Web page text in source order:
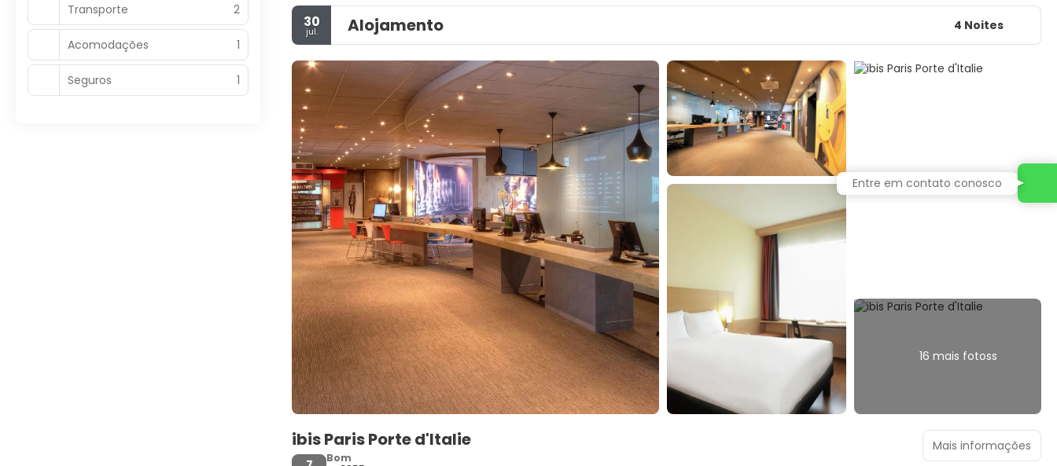
30
jul. Alojamento 4 Noites
16 mais fotoss
ibis Paris Porte d'Italie
Bom
Mais informações
Transporte 2
Acomodações 1
Seguros 1
Entre em contato conosco